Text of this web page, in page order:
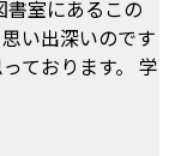
書室にあるこの
い出深いのです
ております。 学